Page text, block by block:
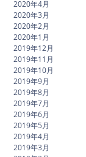
2020年4月
2020年3月
2020年2月
2020年1月
2019年12月
2019年11月
2019年10月
2019年9月
2019年8月
2019年7月
2019年6月
2019年5月
2019年4月
2019年3月